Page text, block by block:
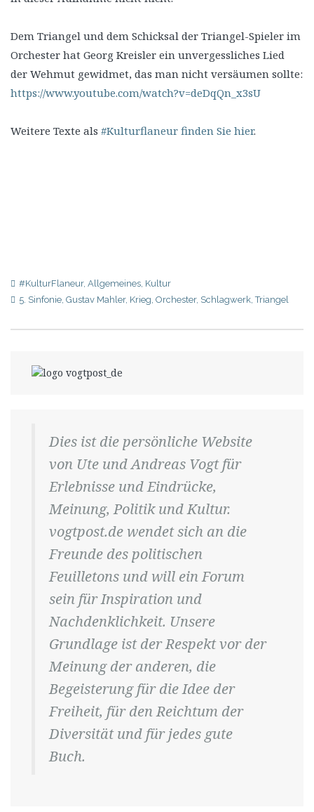
Dem Triangel und dem Schicksal der Triangel-Spieler im
Orchester hat Georg Kreisler ein unvergessliches Lied
der Wehmut gewidmet, das man nicht versäumen sollte:
https://www.youtube.com/watch?v=deDqQn_x3sU
Weitere Texte als #Kulturflaneur finden Sie hier.
#KulturFlaneur, Allgemeines, Kultur
5. Sinfonie, Gustav Mahler, Krieg, Orchester, Schlagwerk,Triangel
Dies ist die persönliche Website
von Ute und Andreas Vogt für
Erlebnisse und Eindrücke,
Meinung, Politik und Kultur.
vogtpost.de wendet sich an die
Freunde des politischen
Feuilletons und will ein Forum
sein für Inspiration und
Nachdenklichkeit. Unsere
Grundlage ist der Respekt vor der
Meinung der anderen, die
Begeisterung für die Idee der
Freiheit, für den Reichtum der
Diversität und für jedes gute
Buch.